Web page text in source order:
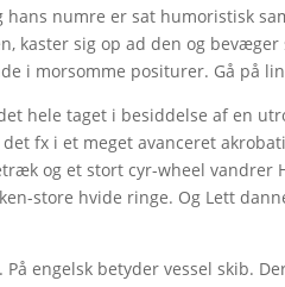
hans numre er sat humoristisk
kaster sig op ad den og
i morsomme positurer. Gå på
hele taget i besiddelse af en
fx i et meget avanceret
og et stort cyr-wheel vandrer
store hvide ringe. Og Lett
engelsk betyder vessel skib.